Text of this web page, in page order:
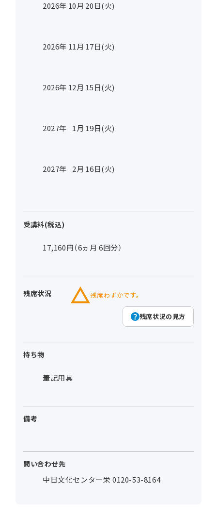
2026年 10月 20日(火)
2026年 11月 17日(火)
2026年 12月 15日(火)
2027年 1月 19日(火)
2027年 2月 16日(火)
受講料(税込)
17,160円（6ヵ月 6回分）
残席状況 残席わずかです。
残席状況の見方
持ち物
筆記用具
備考
問い合わせ先
中日文化センター栄 0120-53-8164